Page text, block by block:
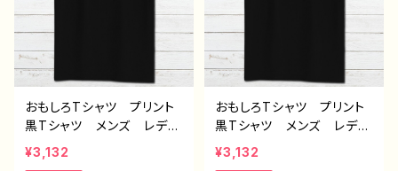
おもしろTシャツ プリント
黒Tシャツ メンズ レディ
ース 面白Tシャツ イラス
ト ゆるかわ 可愛い モ
¥3,132
おもしろTシャツ プリント
黒Tシャツ メンズ レディ
ース 面白Tシャツ イラス
ト ゆるかわ 可愛い 動
¥3,132